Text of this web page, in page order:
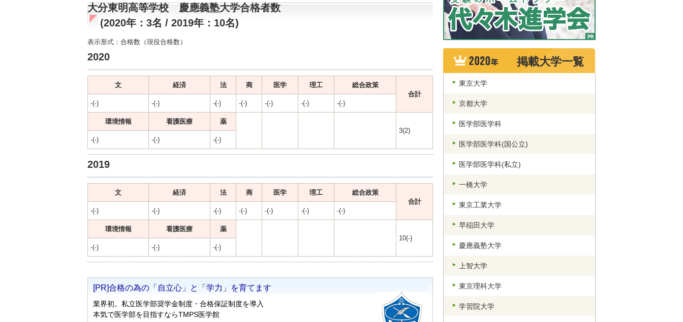
大分東明高等学校 慶應義塾大学合格者数
(2020年：3名 / 2019年：10名)
表示形式：合格数（現役合格数）
2020
文 経済 法 商 医学 理工
総合政策
合計
-(-)
-(-) -(-) -(-) -(-) -(-) -(-)
環境情報 看護医療
薬
3(2)
-(-)
-(-) -(-)
2019
文 経済 法 商 医学 理工
総合政策
合計
-(-)
-(-) -(-) -(-) -(-) -(-) -(-)
環境情報 看護医療
薬
10(-)
-(-)
-(-) -(-)
掲載大学一覧
東京大学
京都大学
医学部医学科
医学部医学科(国公立)
医学部医学科(私立)
一橋大学
東京工業大学
早稲田大学
慶應義塾大学
上智大学
東京理科大学
学習院大学